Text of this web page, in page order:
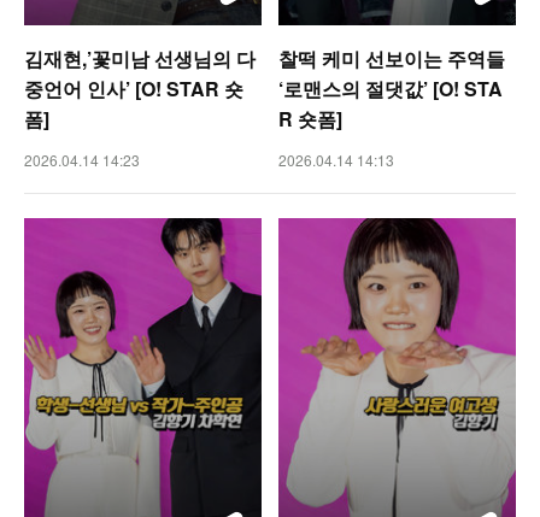
김재현,’꽃미남 선생님의 다
중언어 인사’ [O! STAR 숏
폼]
2026.04.14 14:23
찰떡 케미 선보이는 주역들
‘로맨스의 절댓값’ [O! STA
R 숏폼]
2026.04.14 14:13